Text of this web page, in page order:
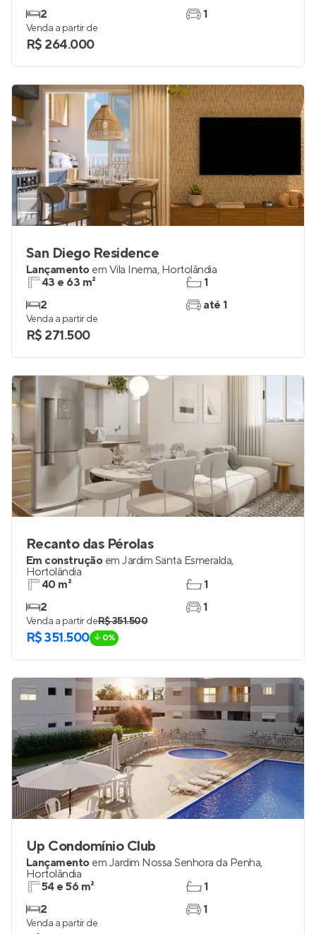
2
1
Venda a partir de
R$ 264.000
San Diego Residence
Lançamento em Vila Inema, Hortolândia
43 e 63 m²
2
1
até 1
Venda a partir de
R$ 271.500
Recanto das Pérolas
Em construção em Jardim Santa Esmeralda,
Hortolândia
40 m²
2
1
1
Venda a partir deR$ 351.500
R$ 351.500 0%
Up Condomínio Club
Lançamento em Jardim Nossa Senhora da Penha,
Hortolândia
54 e 56 m²
2
1
1
Venda a partir de